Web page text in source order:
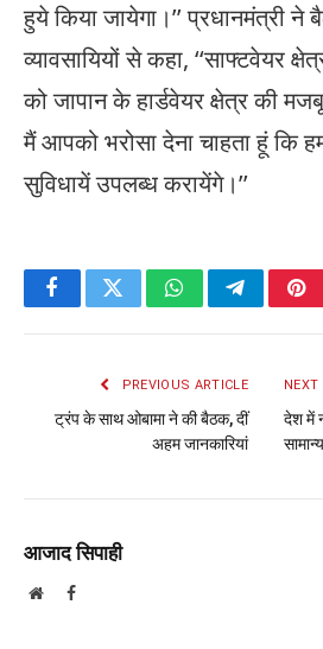
हुये किया जायेगा।’’ प्रधानमंत्री
व्यावसायियों से कहा, ‘‘साफ्टवेयर
को जापान के हार्डवेयर क्षेत्र की
मैं आपको भरोसा देना चाहता हूं कि
सुविधायें उपलब्ध करायेंगे।’’
FacebookTwitterWhatsAppTelegram
PREVIOUS ARTICLE
ट्रंप के साथ ओबामा ने की बैठक, दीं
अहम जानकारियां
NEXT
देश में
आजाद सिपाही
WebsiteFacebook